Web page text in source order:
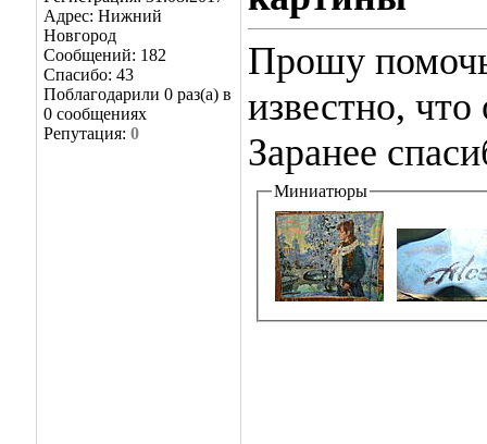
Адрес: Нижний
Новгород
Сообщений: 182
Спасибо: 43
Поблагодарили 0 раз(а) в
0 сообщениях
Репутация: 0
Прошу
известно,
Заранее
Миниатюры